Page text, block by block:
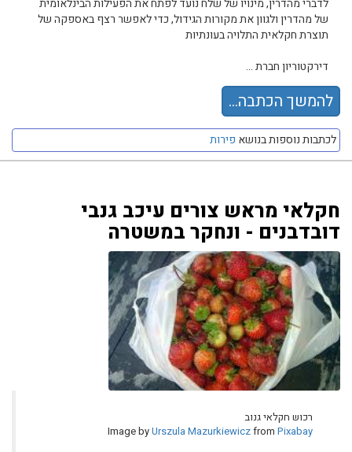
לדברי מהדרין, מינויו של שלח נועד לפתח את הפעילות הבינלאומית
של מהדרין ולגוון את מקורות הגידול, כדי לאפשר רצף באספקה של
תוצרת חקלאית התלויה בעונתיות
דירקטוריון חברת ...
להמשך הכתבה...
לכתבות נוספות בנושא פירות
חקלאי מראש צורים עיכב גנבי
דובדבנים - ונחקר במשטרה
רכוש חקלאי גנוב
Image byUrszula Mazurkiewiczfrom Pixabay